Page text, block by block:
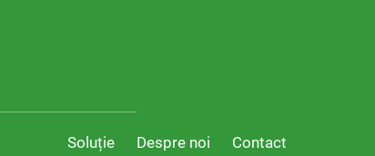
Soluție Despre noi Contact